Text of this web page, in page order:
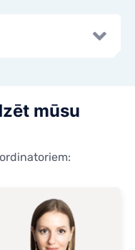
mūsu